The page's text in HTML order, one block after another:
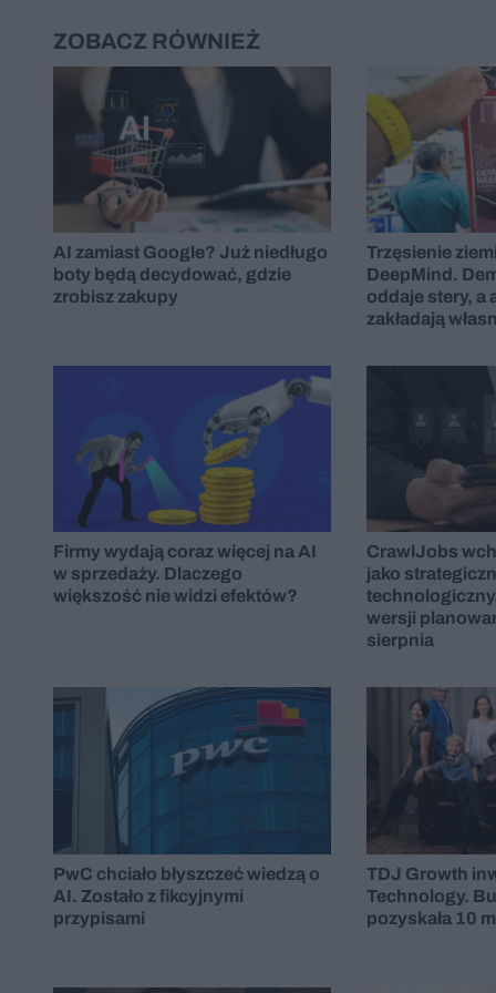
ZOBACZ RÓWNIEŻ
AI zamiast Google? Już niedługo
boty będą decydować, gdzie
zrobisz zakupy
Trzęsienie
DeepMind.
oddaje stery, a
zakładają
Firmy wydają coraz więcej na AI
w sprzedaży. Dlaczego
większość nie widzi efektów?
CrawlJobs
jako
wersji
sierpnia
PwC chciało błyszczeć wiedzą o
AI. Zostało z fikcyjnymi
przypisami
TDJ Growth
Technology.
pozyskała 10